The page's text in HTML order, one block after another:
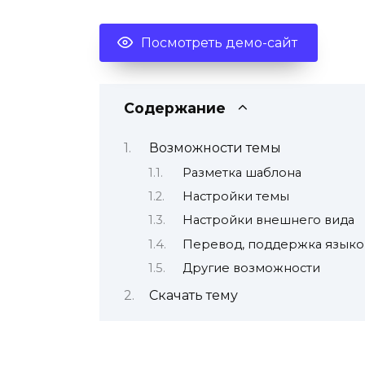
Посмотреть демо-сайт
Содержание
Возможности темы
Разметка шаблона
Настройки темы
Настройки внешнего вида
Перевод, поддержка
Другие возможности
Скачать тему